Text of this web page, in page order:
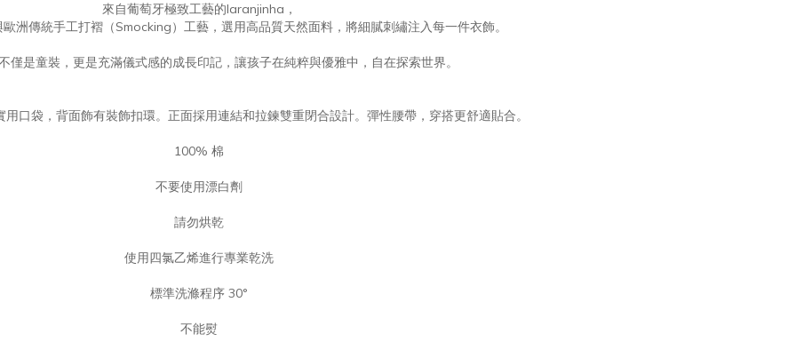
來自葡萄牙極致工藝的laranjinha，
洲傳統手工打褶（Smocking）工藝，選用高品質天然面料，將細膩刺繡注入每一件衣飾。
僅是童裝，更是充滿儀式感的成長印記，讓孩子在純粹與優雅中，自在探索世界。
口袋，背面飾有裝飾扣環。正面採用連結和拉鍊雙重閉合設計。彈性腰帶，穿搭更舒適貼合。
100% 棉
不要使用漂白劑
請勿烘乾
使用四氯乙烯進行專業乾洗
標準洗滌程序 30°
不能熨